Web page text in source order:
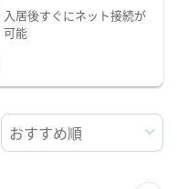
入居後すぐにネット接続が
可能